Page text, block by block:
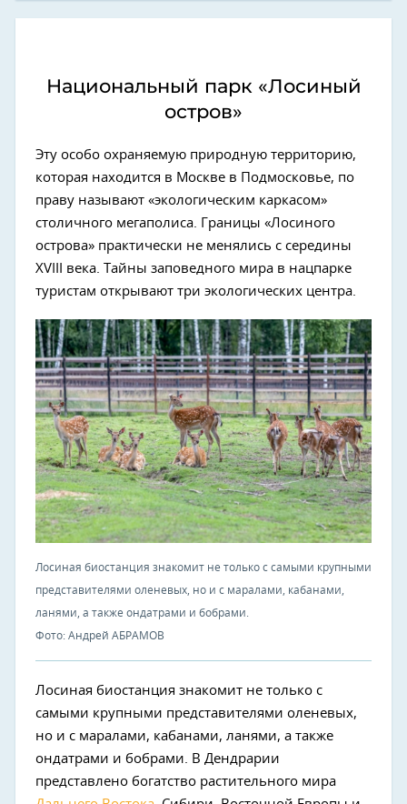
Национальный парк «Лосиный
остров»
Эту особо охраняемую природную территорию,
которая находится в Москве в Подмосковье, по
праву называют «экологическим каркасом»
столичного мегаполиса. Границы «Лосиного
острова» практически не менялись с середины
XVIII века. Тайны заповедного мира в нацпарке
туристам открывают три экологических центра.
Лосиная биостанция знакомит не только с самыми крупными
представителями оленевых, но и с маралами, кабанами,
ланями, а также ондатрами и бобрами.
Фото: Андрей АБРАМОВ
Лосиная биостанция знакомит не только с
самыми крупными представителями оленевых,
но и с маралами, кабанами, ланями, а также
ондатрами и бобрами. В Дендрарии
представлено богатство растительного мира